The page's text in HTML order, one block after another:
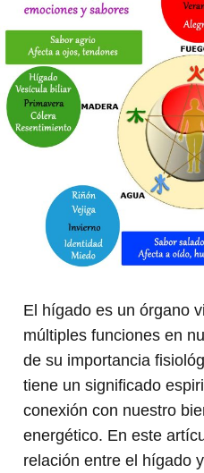
El hígado es un órgano
múltiples funciones en
de su importancia
tiene un significado
conexión con nuestro
energético. En este
relación entre el hígado